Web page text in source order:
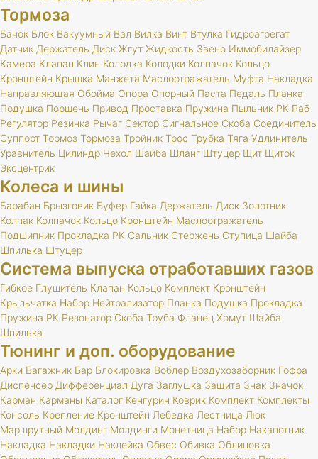
Тормоза
Бачок Блок Вакуумный Вал Вилка Винт Втулка Гидроагрегат
Датчик Держатель Диск Жгут Жидкость Звено Иммобилайзер
Камера Клапан Клин Колодка Колодки Колпачок Кольцо
Кронштейн Крышка Манжета Маслоотражатель Муфта Накладка
Направляющая Обойма Опора Опорный Паста Педаль Планка
Подушка Поршень Привод Проставка Пружина Пыльник РК Раб
Регулятор Резинка Рычаг Сектор Сигнальное Скоба Соединитель
Суппорт Тормоз Тормоза Тройник Трос Трубка Тяга Удлинитель
Уравнитель Цилиндр Чехол Шайба Шланг Штуцер Щит Щиток
Эксцентрик
Колеса и шины
Барабан Брызговик Буфер Гайка Держатель Диск Золотник
Колпак Колпачок Кольцо Кронштейн Маслоотражатель
Подшипник Прокладка РК Сальник Стержень Ступица Шайба
Шпилька Штуцер
Система выпуска отработавших газов
Гибкое Глушитель Клапан Кольцо Комплект Кронштейн
Крыльчатка Набор Нейтрализатор Планка Подушка Прокладка
Пружина РК Резонатор Скоба Труба Фланец Хомут Шайба
Шпилька
Тюнинг и доп. оборудование
Арки Багажник Бар Блокировка Воблер Воздухозаборник Гофра
Диспенсер Дифференциал Дуга Заглушка Защита Знак Значок
Карман Карманы Каталог Кенгурин Коврик Комплект Комплекты
Консоль Крепление Кронштейн Лебедка Лестница Люк
Маршрутный Молдинг Молдинги Монетница Набор Накапотник
Накладка Накладки Наклейка Обвес Обивка Облицовка